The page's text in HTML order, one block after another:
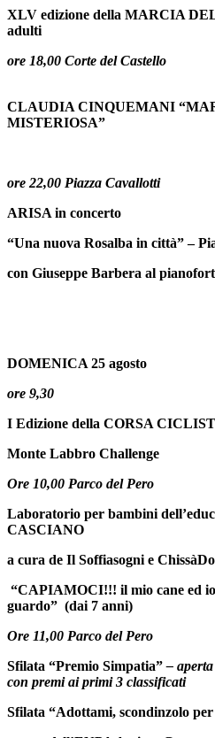
XLV edizione della MARCIA
adulti
ore 18,00 Corte del Castello
CLAUDIA CINQUEMANI
MISTERIOSA”
ore 22,00 Piazza Cavallotti
ARISA in concerto
“Una nuova Rosalba in città” –
con Giuseppe Barbera al
DOMENICA 25 agosto
ore 9,30
I Edizione della CORSA
Monte Labbro Challenge
Ore 10,00 Parco del Pero
Laboratorio per bambini
CASCIANO
a cura de Il Soffiasogni e
“CAPIAMOCI!!! il mio cane ed
guardo” (dai 7 anni)
Ore 11,00 Parco del Pero
Sfilata “Premio Simpatia”–
con premi ai primi 3 classificati
Sfilata “Adottami, scondinzolo